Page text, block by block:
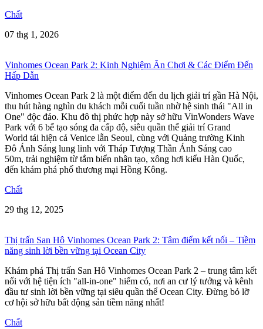
Chất
07 thg 1, 2026
Vinhomes Ocean Park 2: Kinh Nghiệm Ăn Chơi & Các Điểm Đến
Hấp Dẫn
Vinhomes Ocean Park 2 là một điểm đến du lịch giải trí gần Hà Nội,
thu hút hàng nghìn du khách mỗi cuối tuần nhờ hệ sinh thái "All in
One" độc đáo. Khu đô thị phức hợp này sở hữu VinWonders Wave
Park với 6 bể tạo sóng đa cấp độ, siêu quần thể giải trí Grand
World tái hiện cả Venice lẫn Seoul, cùng với Quảng trường Kinh
Đô Ánh Sáng lung linh với Tháp Tượng Thần Ánh Sáng cao
50m, trải nghiệm từ tắm biển nhân tạo, xông hơi kiểu Hàn Quốc,
đến khám phá phố thương mại Hồng Kông.
Chất
29 thg 12, 2025
Thị trấn San Hô Vinhomes Ocean Park 2: Tâm điểm kết nối – Tiềm
năng sinh lời bền vững tại Ocean City
Khám phá Thị trấn San Hô Vinhomes Ocean Park 2 – trung tâm kết
nối với hệ tiện ích "all-in-one" hiếm có, nơi an cư lý tưởng và kênh
đầu tư sinh lời bền vững tại siêu quần thể Ocean City. Đừng bỏ lỡ
cơ hội sở hữu bất động sản tiềm năng nhất!
Chất